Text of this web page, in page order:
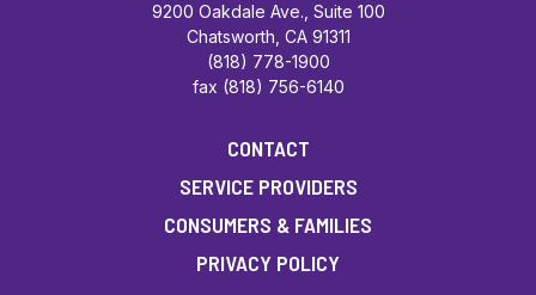
9200 Oakdale Ave., Suite 100
Chatsworth, CA 91311
(818) 778-1900
fax (818) 756-6140
CONTACT
SERVICE PROVIDERS
CONSUMERS & FAMILIES
PRIVACY POLICY